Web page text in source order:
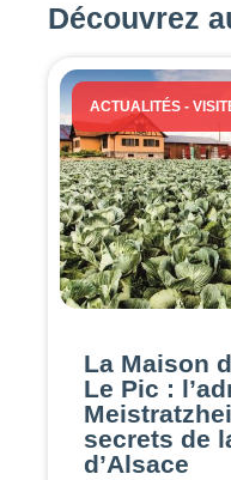
Découvrez
ACTUALITÉS -
La Maison
Le Pic :
secrets de
d’Alsace